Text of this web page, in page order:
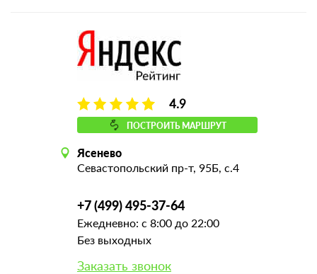
4.9
ПОСТРОИТЬ МАРШРУТ
Ясенево
Севастопольский пр-т, 95Б, с.4
+7 (499) 495-37-64
Ежедневно: с 8:00 до 22:00
Без выходных
Заказать звонок